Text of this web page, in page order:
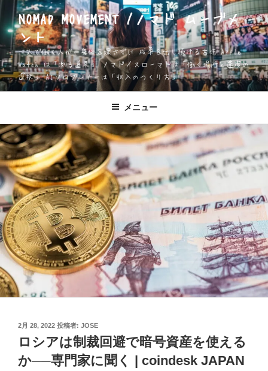
ン
テ
ン
ツ
へ
ス
プ
NOMAD MOVEMENT /ノマド ムーブメ
ント
一人で働く人が、身体を壊さずに 成果を出し続ける方法 Apple
Watch は「測る道具」 ノマド／スローマドは「働く場所と速度の
選択」 AIソロプレナーは「収入のつくり方」
メニュー
投
稿
日:
2月 28, 2022 投稿者: JOSE
ロシアは制裁回避で暗号資産を使える
か──専門家に聞く | coindesk JAPAN